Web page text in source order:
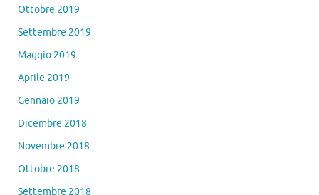
Ottobre 2019
Settembre 2019
Maggio 2019
Aprile 2019
Gennaio 2019
Dicembre 2018
Novembre 2018
Ottobre 2018
Settembre 2018